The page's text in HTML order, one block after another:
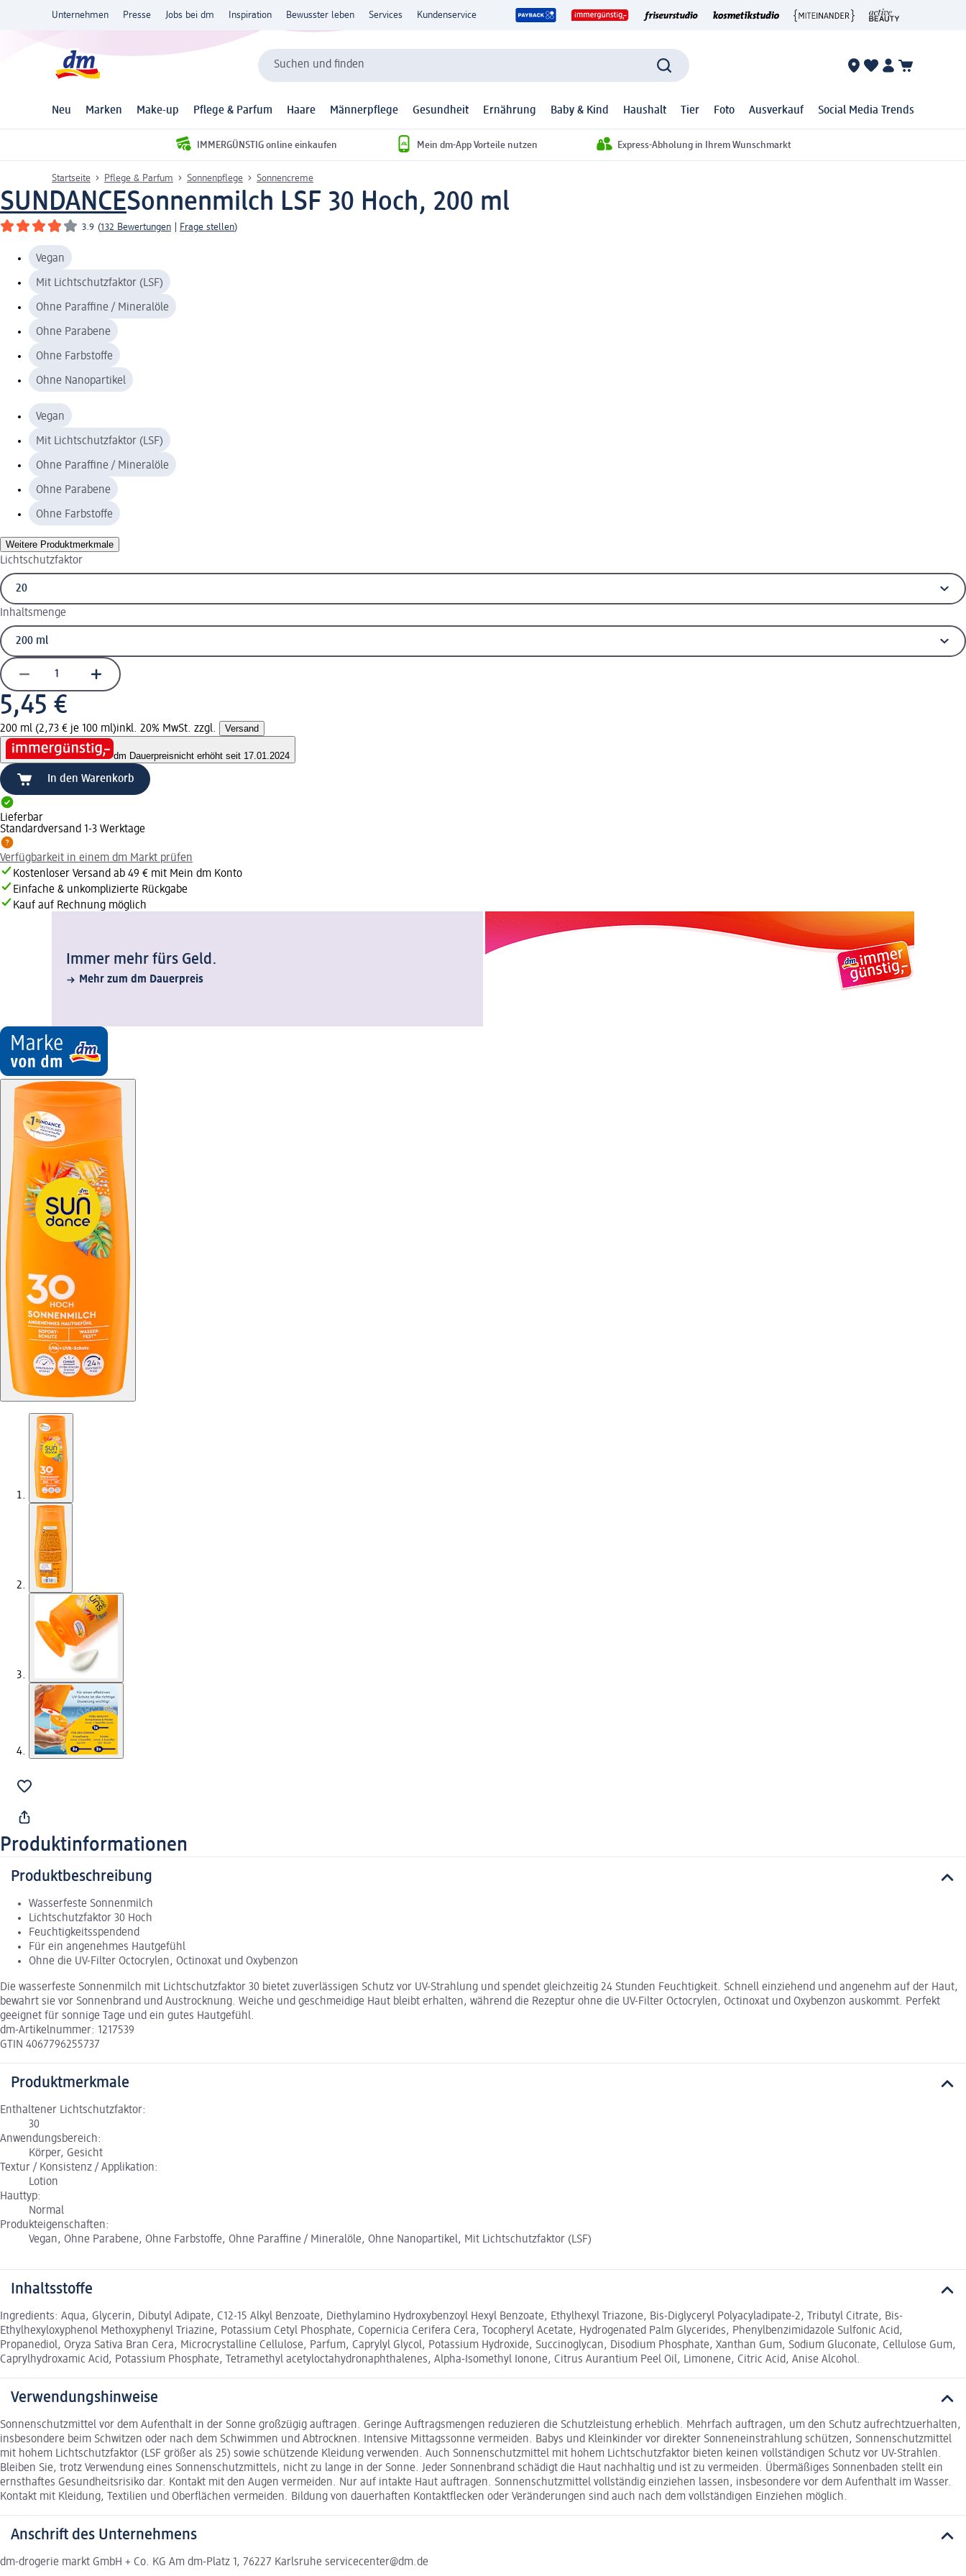
Unternehmen Presse Jobs bei dm Inspiration Bewusster leben Services Kundenservice
Suchen und finden
Neu Marken Make-up Pflege & Parfum Haare Männerpflege Gesundheit Ernährung Baby & Kind Haushalt Tier Foto Ausverkauf Social Media Trends
IMMERGÜNSTIG online einkaufen Mein dm-App Vorteile nutzen Express-Abholung in Ihrem Wunschmarkt
Startseite Pflege & Parfum Sonnenpflege Sonnencreme
SUNDANCESonnenmilch LSF 30 Hoch, 200 ml
3.9 (132 Bewertungen Frage stellen)
Vegan
Mit Lichtschutzfaktor (LSF)
Ohne Paraffine / Mineralöle
Ohne Parabene
Ohne Farbstoffe
Ohne Nanopartikel
Vegan
Mit Lichtschutzfaktor (LSF)
Ohne Paraffine / Mineralöle
Ohne Parabene
Ohne Farbstoffe
Weitere Produktmerkmale
Lichtschutzfaktor
Inhaltsmenge
5,45 €
200 ml (2,73 € je 100 ml)inkl. 20% MwSt. zzgl. Versand
dm Dauerpreisnicht erhöht seit 17.01.2024
In den Warenkorb
Lieferbar
Standardversand 1-3 Werktage
Verfügbarkeit in einem dm Markt prüfen
Kostenloser Versand ab 49 € mit Mein dm Konto
Einfache & unkomplizierte Rückgabe
Kauf auf Rechnung möglich
Immer mehr fürs Geld.
Mehr zum dm Dauerpreis
Produktinformationen
Produktbeschreibung
Wasserfeste Sonnenmilch
Lichtschutzfaktor 30 Hoch
Feuchtigkeitsspendend
Für ein angenehmes Hautgefühl
Ohne die UV-Filter Octocrylen, Octinoxat und Oxybenzon
Die wasserfeste Sonnenmilch mit Lichtschutzfaktor 30 bietet zuverlässigen Schutz vor UV-Strahlung und spendet gleichzeitig 24 Stunden Feuchtigkeit. Schnell einziehend und angenehm auf der Haut,
bewahrt sie vor Sonnenbrand und Austrocknung. Weiche und geschmeidige Haut bleibt erhalten, während die Rezeptur ohne die UV-Filter Octocrylen, Octinoxat und Oxybenzon auskommt. Perfekt
geeignet für sonnige Tage und ein gutes Hautgefühl.
dm-Artikelnummer: 1217539
GTIN 4067796255737
Produktmerkmale
Enthaltener Lichtschutzfaktor:
30
Anwendungsbereich:
Körper, Gesicht
Textur / Konsistenz / Applikation:
Lotion
Hauttyp:
Normal
Produkteigenschaften:
Vegan, Ohne Parabene, Ohne Farbstoffe, Ohne Paraffine / Mineralöle, Ohne Nanopartikel, Mit Lichtschutzfaktor (LSF)
Inhaltsstoffe
Ingredients: Aqua, Glycerin, Dibutyl Adipate, C12-15 Alkyl Benzoate, Diethylamino Hydroxybenzoyl Hexyl Benzoate, Ethylhexyl Triazone, Bis-Diglyceryl Polyacyladipate-2, Tributyl Citrate, Bis-
Ethylhexyloxyphenol Methoxyphenyl Triazine, Potassium Cetyl Phosphate, Copernicia Cerifera Cera, Tocopheryl Acetate, Hydrogenated Palm Glycerides, Phenylbenzimidazole Sulfonic Acid,
Propanediol, Oryza Sativa Bran Cera, Microcrystalline Cellulose, Parfum, Caprylyl Glycol, Potassium Hydroxide, Succinoglycan, Disodium Phosphate, Xanthan Gum, Sodium Gluconate, Cellulose Gum,
Caprylhydroxamic Acid, Potassium Phosphate, Tetramethyl acetyloctahydronaphthalenes, Alpha-Isomethyl Ionone, Citrus Aurantium Peel Oil, Limonene, Citric Acid, Anise Alcohol.
Verwendungshinweise
Sonnenschutzmittel vor dem Aufenthalt in der Sonne großzügig auftragen. Geringe Auftragsmengen reduzieren die Schutzleistung erheblich. Mehrfach auftragen, um den Schutz aufrechtzuerhalten,
insbesondere beim Schwitzen oder nach dem Schwimmen und Abtrocknen. Intensive Mittagssonne vermeiden. Babys und Kleinkinder vor direkter Sonneneinstrahlung schützen, Sonnenschutzmittel
mit hohem Lichtschutzfaktor (LSF größer als 25) sowie schützende Kleidung verwenden. Auch Sonnenschutzmittel mit hohem Lichtschutzfaktor bieten keinen vollständigen Schutz vor UV-Strahlen.
Bleiben Sie, trotz Verwendung eines Sonnenschutzmittels, nicht zu lange in der Sonne. Jeder Sonnenbrand schädigt die Haut nachhaltig und ist zu vermeiden. Übermäßiges Sonnenbaden stellt ein
ernsthaftes Gesundheitsrisiko dar. Kontakt mit den Augen vermeiden. Nur auf intakte Haut auftragen. Sonnenschutzmittel vollständig einziehen lassen, insbesondere vor dem Aufenthalt im Wasser.
Kontakt mit Kleidung, Textilien und Oberflächen vermeiden. Bildung von dauerhaften Kontaktflecken oder Veränderungen sind auch nach dem vollständigen Einziehen möglich.
Anschrift des Unternehmens
dm-drogerie markt GmbH + Co. KG Am dm-Platz 1, 76227 Karlsruhe servicecenter@dm.de